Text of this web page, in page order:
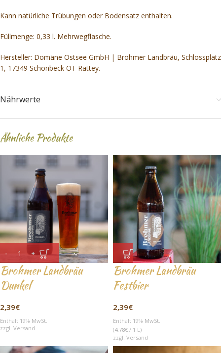
Kann natürliche Trübungen oder Bodensatz enthalten.
Füllmenge: 0,33 l. Mehrwegflasche.
Hersteller: Domäne Ostsee GmbH | Brohmer Landbräu, Schlossplatz
1, 17349 Schönbeck OT Rattey.
Nährwerte
Ähnliche Produkte
Brohmer Landbräu
Dunkel
2,39€
Enthält 19% MwSt.
zzgl. Versand
Brohmer Landbräu
Festbier
2,39€
Enthält 19% MwSt.
(4,78€ / 1 L)
zzgl. Versand